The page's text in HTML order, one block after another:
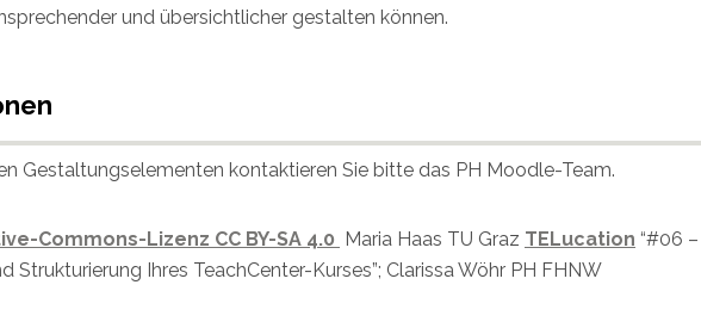
und übersichtlicher gestalten können.
Gestaltungselementen kontaktieren Sie bitte das PH Moodle-Team.
Commons-Lizenz CC BY-SA 4.0 Maria Haas TU Graz TELucation “#06
Strukturierung Ihres TeachCenter-Kurses”; Clarissa Wöhr PH FHNW